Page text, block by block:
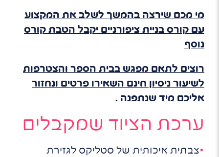
מי מכם שירצה בהמשך לשלב את המקצוע
עם קורס בניית ציפורניים יקבל הטבת קורס
נוסף
רוצים לתאם מפגש בבית הספר והצטרפות
לשיעור ניסיון חינם השאירו פרטים ונחזור
אליכם מיד שנתפנה .
ערכת הציוד שמקבלים
צבתית איכותית של סטליקס לגזירת